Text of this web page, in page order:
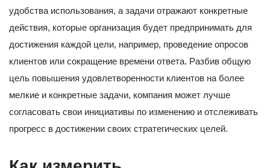
удобства использования, а задачи отражают конкретные
действия, которые организация будет предпринимать для
достижения каждой цели, например, проведение опросов
клиентов или сокращение времени ответа. Разбив общую
цель повышения удовлетворенности клиентов на более
мелкие и конкретные задачи, компания может лучше
согласовать свои инициативы по изменению и отслеживать
прогресс в достижении своих стратегических целей.